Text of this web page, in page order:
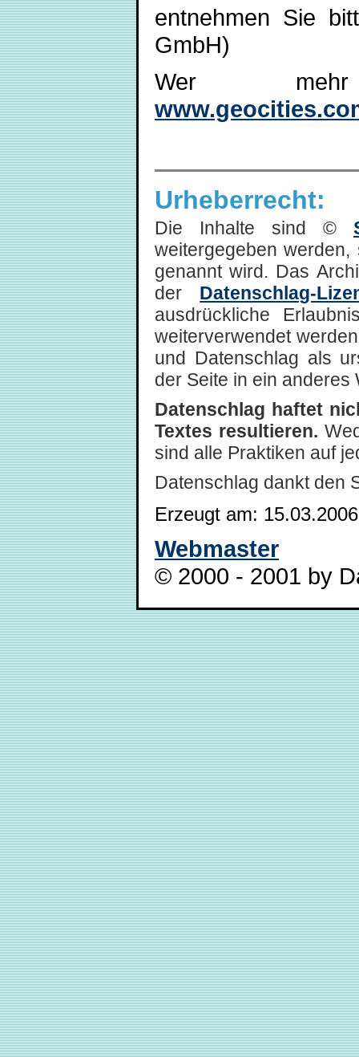
entnehmen Sie
GmbH)
Wer
Urheberrecht:
Die Inhalte sind ©
weitergegeben
genannt wird. Das
der Datenschlag-
ausdrückliche
weiterverwendet
und Datenschlag als
der Seite in ein
Datenschlag haftet
Textes resultieren.
sind alle Praktiken auf
Datenschlag dankt den
Erzeugt am: 15.03.2006
Webmaster
© 2000 - 2001 by